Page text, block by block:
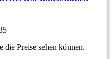
die Preise sehen können.